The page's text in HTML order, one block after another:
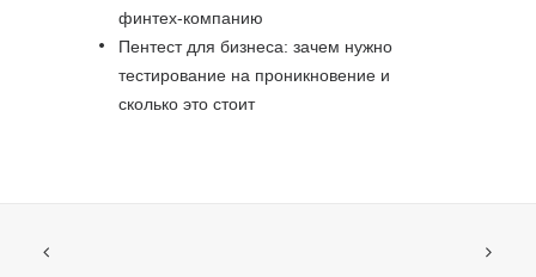
финтех-компанию
Пентест для бизнеса: зачем нужно
тестирование на проникновение и
сколько это стоит